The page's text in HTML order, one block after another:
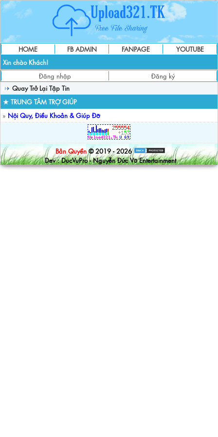
HOME FB ADMIN FANPAGE
YOUTUBE
Xin chào Khách!
Đăng nhập
Đăng ký
Quay Trở Lại Tập Tin
★ TRUNG TÂM TRỢ GIÚP
» Nội Quy, Điều Khoản & Giúp Đỡ
Bản Quyền © 2019 - 2026
Dev : DucVuPro - Nguyễn Đức Vũ Entertainment